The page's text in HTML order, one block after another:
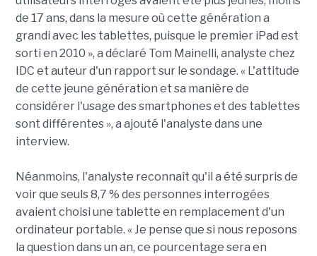
de 17 ans, dans la mesure où cette génération a
grandi avec les tablettes, puisque le premier iPad est
sorti en 2010 », a déclaré Tom Mainelli, analyste chez
IDC et auteur d'un rapport sur le sondage. « L'attitude
de cette jeune génération et sa manière de
considérer l'usage des smartphones et des tablettes
sont différentes », a ajouté l'analyste dans une
interview.
Néanmoins, l'analyste reconnaît qu'il a été surpris de
voir que seuls 8,7 % des personnes interrogées
avaient choisi une tablette en remplacement d'un
ordinateur portable. « Je pense que si nous reposons
la question dans un an, ce pourcentage sera en